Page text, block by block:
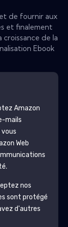
de fournir aux
et finalement
croissance de la
Ebook
Amazon
mails
Web
nos
sont protégé
d'autres